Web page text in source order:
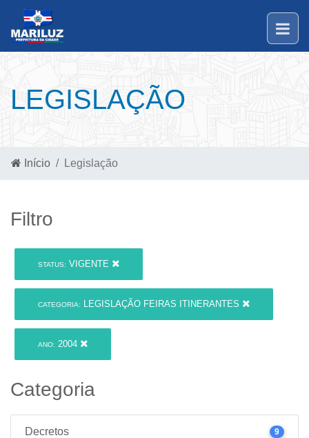
LEGISLAÇÃO
Início Legislação
Filtro
STATUS: VIGENTE
CATEGORIA: LEGISLAÇÃO FEIRAS ITINERANTES
ANO: 2004
Categoria
Decretos 9